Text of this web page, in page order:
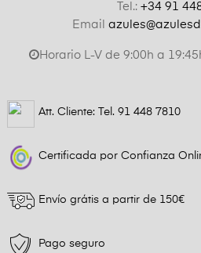
Tel.: +34 91
Email
Horario L-V de 9:00h a
Att. Cliente: Tel. 91 448 7810
Certificada por Confianza
Envío grátis a partir de 150€
Pago seguro